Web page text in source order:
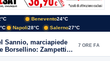
Benevento24°C
Napoli28°C Salerno27°C
Sannio, marciapiede
Borsellino: Zampetti e
alle polemiche
7 ORE FA